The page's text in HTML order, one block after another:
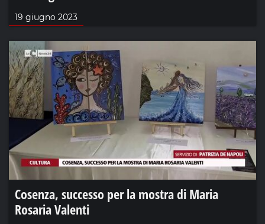
19 giugno 2023
Cosenza, successo per la mostra di Maria
Rosaria Valenti